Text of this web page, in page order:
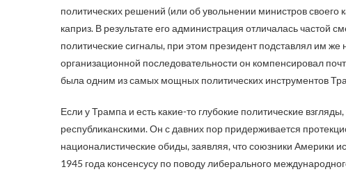
политических решений (или об увольнении министров своего
каприз. В результате его администрация отличалась частой
политические сигналы, при этом президент подставлял им
организационной последовательности он компенсировал
была одним из самых мощных политических инструментов
Если у Трампа и есть какие-то глубокие политические
республиканскими. Он с давних пор придерживается
националистические обиды, заявляя, что союзники Америки
1945 года консенсусу по поводу либерального